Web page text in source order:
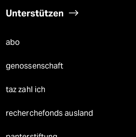
Unterstützen
abo
genossenschaft
taz zahl ich
recherchefonds ausland